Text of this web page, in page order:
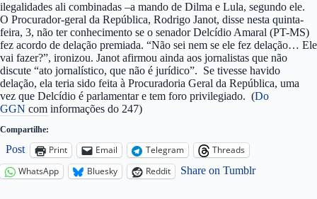
ilegalidades ali combinadas –a mando de Dilma e Lula, segundo ele.
O Procurador-geral da República, Rodrigo Janot, disse nesta quinta-
feira, 3, não ter conhecimento se o senador Delcídio Amaral (PT-MS)
fez acordo de delação premiada. “Não sei nem se ele fez delação… Ele
vai fazer?”, ironizou. Janot afirmou ainda aos jornalistas que não
discute “ato jornalístico, que não é jurídico”. Se tivesse havido
delação, ela teria sido feita à Procuradoria Geral da República, uma
vez que Delcídio é parlamentar e tem foro privilegiado. (Do
GGN com informações do 247)
Compartilhe:
Post Print Email Telegram
Threads
WhatsApp
Bluesky Reddit Share on Tumblr